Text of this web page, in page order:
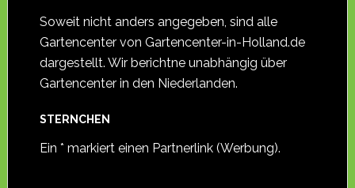
Soweit nicht anders angegeben, sind alle
Gartencenter von Gartencenter-in-Holland.de
dargestellt. Wir berichtne unabhängig über
Gartencenter in den Niederlanden.
STERNCHEN
Ein * markiert einen Partnerlink (Werbung).